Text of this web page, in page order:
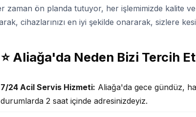
zaman ön planda tutuyor, her işlemimizde kalite
cihazlarınızı en iyi şekilde onararak, sizlere
⭐ Aliağa'da Neden Bizi Tercih
7/24 Acil Servis Hizmeti: Aliağa'da gece gündüz,
durumlarda 2 saat içinde adresinizdeyiz.